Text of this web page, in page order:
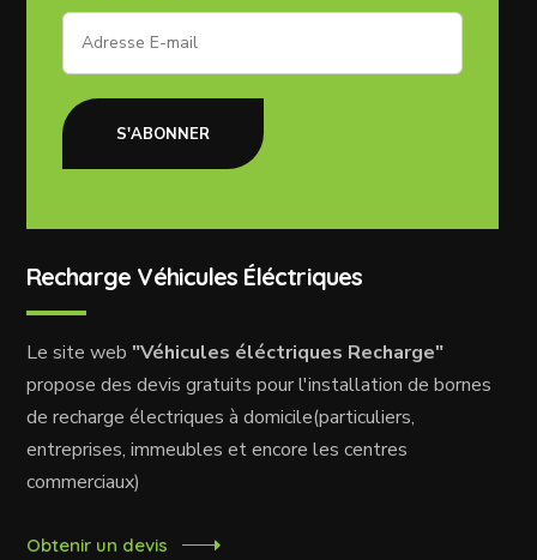
S'ABONNER
Recharge Véhicules Éléctriques
Le site web "Véhicules éléctriques Recharge"
propose des devis gratuits pour l'installation de bornes
de recharge électriques à domicile(particuliers,
entreprises, immeubles et encore les centres
commerciaux)
Obtenir un devis